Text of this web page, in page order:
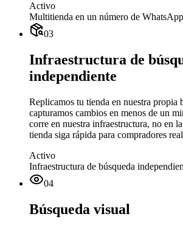
Activo
Multitienda en un número de WhatsApp
03
Infraestructura de
independiente
Replicamos tu tienda en nuestra propia
capturamos cambios en menos de un
corre en nuestra infraestructura, no en
tienda siga rápida para compradores
Activo
Infraestructura de búsqueda
04
Búsqueda visual